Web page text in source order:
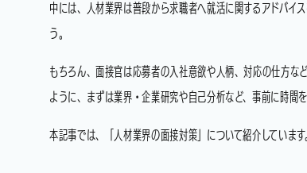
中には、人材業界は普段から求職者へ就活に関するアドバイ
う。
もちろん、面接官は応募者の入社意欲や人柄、対応の仕方な
ように、まずは業界・企業研究や自己分析など、事前に時間
本記事では、「人材業界の面接対策」について紹介していま